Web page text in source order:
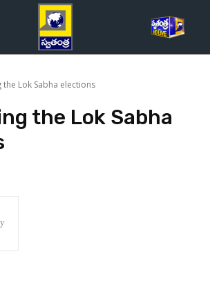
the Lok Sabha elections
the Lok Sabha